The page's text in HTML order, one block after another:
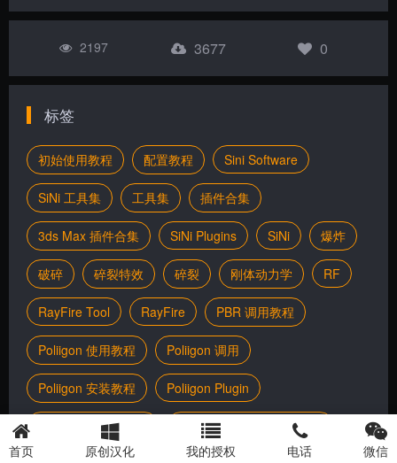
2197 3677 0
标签
初始使用教程 配置教程 Sini Software
SiNi 工具集 工具集 插件合集
3ds Max 插件合集 SiNi Plugins SiNi 爆炸
破碎 碎裂特效 碎裂 刚体动力学 RF
RayFire Tool RayFire PBR 调用教程
Poliigon 使用教程 Poliigon 调用
Poliigon 安装教程 Poliigon Plugin
Photo Studio Home Photo Studio Professional
首页 原创汉化 我的授权 电话 微信